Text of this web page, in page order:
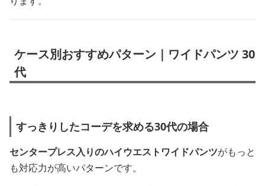
ケース別おすすめパターン｜ワイドパンツ 30
代
すっきりしたコーデを求める30代の場合
センタープレス入りのハイウエストワイドパンツがもっと
も対応力が高いパターンです。